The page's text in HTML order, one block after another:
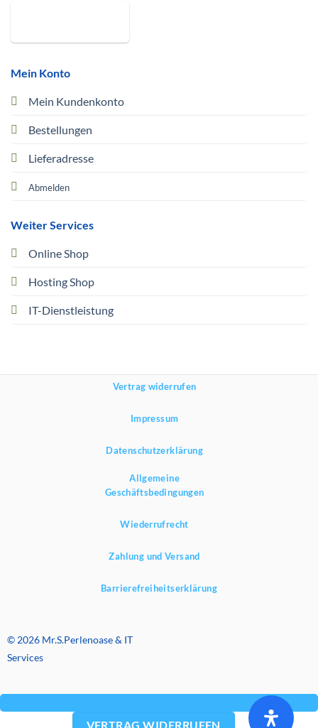
Mein Konto
Mein Kundenkonto
Bestellungen
Lieferadresse
Abmelden
Weiter Services
Online Shop
Hosting Shop
IT-Dienstleistung
Vertrag widerrufen
Impressum
Datenschutzerklärung
Allgemeine
Geschäftsbedingungen
Wiederrufrecht
Zahlung und Versand
Barrierefreiheitserklärung
© 2026 Mr.S.Perlenoase & IT
Services
VERTRAG WIDERRUFEN